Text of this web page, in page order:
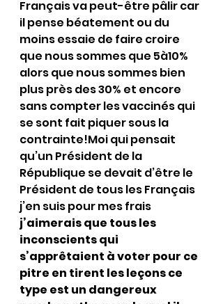
Français va peut-être pâlir car
il pense béatement ou du
moins essaie de faire croire
que nous sommes que 5à10%
alors que nous sommes bien
plus près des 30% et encore
sans compter les vaccinés qui
se sont fait piquer sous la
contrainte!Moi qui pensait
qu’un Président de la
République se devait d’être le
Président de tous les Français
j’en suis pour mes frais
j’aimerais que tous les
inconscients qui
s’apprêtaient à voter pour ce
pitre en tirent les leçons ce
type est un dangereux